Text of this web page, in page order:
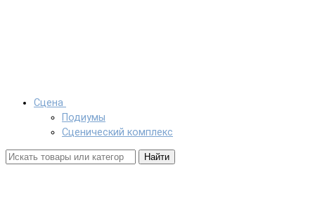
Сцена
Подиумы
Сценический комплекс
Найти